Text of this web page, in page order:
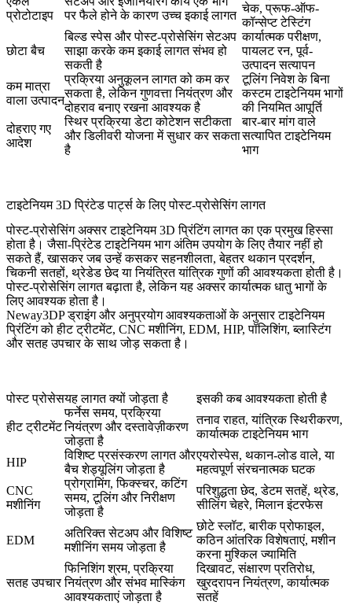
प्रोटोटाइप
पर फैले होने के कारण उच्च इकाई लागत
चेक, प्रूफ-ऑफ-
कॉन्सेप्ट टेस्टिंग
छोटा बैच
बिल्ड स्पेस और पोस्ट-प्रोसेसिंग सेटअप
साझा करके कम इकाई लागत संभव हो
सकती है
कार्यात्मक परीक्षण,
पायलट रन, पूर्व-
उत्पादन सत्यापन
कम मात्रा
वाला उत्पादन
प्रक्रिया अनुकूलन लागत को कम कर
सकता है, लेकिन गुणवत्ता नियंत्रण और
दोहराव बनाए रखना आवश्यक है
टूलिंग निवेश के बिना
कस्टम टाइटेनियम भागों
की नियमित आपूर्ति
दोहराए गए
आदेश
स्थिर प्रक्रिया डेटा कोटेशन सटीकता
और डिलीवरी योजना में सुधार कर सकता
है
बार-बार मांग वाले
सत्यापित टाइटेनियम
भाग
टाइटेनियम 3D प्रिंटेड पार्ट्स के लिए पोस्ट-प्रोसेसिंग लागत
पोस्ट-प्रोसेसिंग अक्सर टाइटेनियम 3D प्रिंटिंग लागत का एक प्रमुख हिस्सा
होता है। जैसा-प्रिंटेड टाइटेनियम भाग अंतिम उपयोग के लिए तैयार नहीं हो
सकते हैं, खासकर जब उन्हें कसकर सहनशीलता, बेहतर थकान प्रदर्शन,
चिकनी सतहों, थ्रेडेड छेद या नियंत्रित यांत्रिक गुणों की आवश्यकता होती है।
पोस्ट-प्रोसेसिंग लागत बढ़ाता है, लेकिन यह अक्सर कार्यात्मक धातु भागों के
लिए आवश्यक होता है।
Neway3DP ड्राइंग और अनुप्रयोग आवश्यकताओं के अनुसार टाइटेनियम
प्रिंटिंग कोहीट ट्रीटमेंट, CNC मशीनिंग, EDM, HIP, पॉलिशिंग, ब्लास्टिंग
औरसतह उपचारके साथ जोड़ सकता है।
पोस्ट प्रोसेसयह लागत क्यों जोड़ता है इसकी कब आवश्यकता होती है
हीट ट्रीटमेंट
फर्नेस समय, प्रक्रिया
नियंत्रण और दस्तावेज़ीकरण
जोड़ता है
तनाव राहत, यांत्रिक स्थिरीकरण,
कार्यात्मक टाइटेनियम भाग
HIP
विशिष्ट प्रसंस्करण लागत और
बैच शेड्यूलिंग जोड़ता है
एयरोस्पेस, थकान-लोड वाले, या
महत्वपूर्ण संरचनात्मक घटक
CNC
मशीनिंग
प्रोग्रामिंग, फिक्स्चर, कटिंग
समय, टूलिंग और निरीक्षण
जोड़ता है
परिशुद्धता छेद, डेटम सतहें, थ्रेड,
सीलिंग चेहरे, मिलान इंटरफेस
EDM
अतिरिक्त सेटअप और विशिष्ट
मशीनिंग समय जोड़ता है
छोटे स्लॉट, बारीक प्रोफाइल,
कठिन आंतरिक विशेषताएं, मशीन
करना मुश्किल ज्यामिति
सतह उपचार
फिनिशिंग श्रम, प्रक्रिया
नियंत्रण और संभव मास्किंग
आवश्यकताएं जोड़ता है
दिखावट, संक्षारण प्रतिरोध,
खुरदरापन नियंत्रण, कार्यात्मक
सतहें